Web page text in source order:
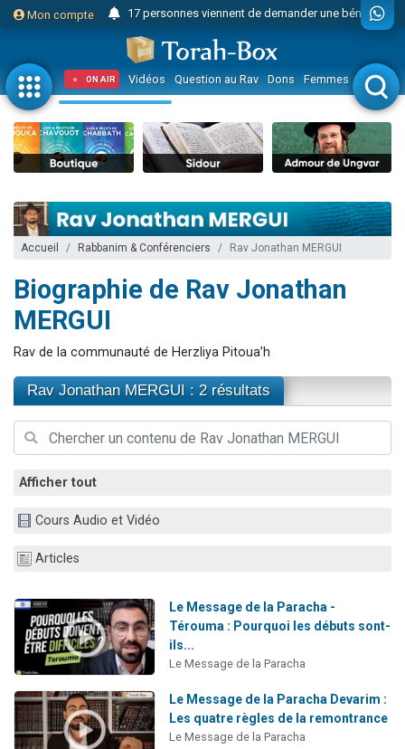
Mon compte
Il reste 49 places pour étudier en groupe sur Zoom
23 personnes viennent de faire un don pour Diane, 80 ans, dans un appartement insalubre
Eva vient de donner son Maasser
3 personnes viennent de nous rejoindre sur WhatsApp
3 personnes viennent de faire un don pour 5 jours de vacances aux Orphelins
Odaya vient de donner son Maasser
2 personnes viennent de nous rejoindre sur WhatsApp
2 nouvelles musiques dans Torah-Box Music
2 personnes viennent de faire un don pour 1 Journée de Vacances Pour les Enfants
ON AIR Vidéos Question au Rav Dons Femmes Enfants
Accueil Rabbanim & Conférenciers Rav Jonathan MERGUI
Biographie de Rav Jonathan
MERGUI
Rav de la communauté de Herzliya Pitoua’h
Rav Jonathan MERGUI : 2 résultats
Afficher tout
Cours Audio et Vidéo
Articles
Le Message de la Paracha -
Térouma : Pourquoi les débuts sont-
ils...
Le Message de la Paracha
Le Message de la Paracha Devarim :
Les quatre règles de la remontrance
Le Message de la Paracha